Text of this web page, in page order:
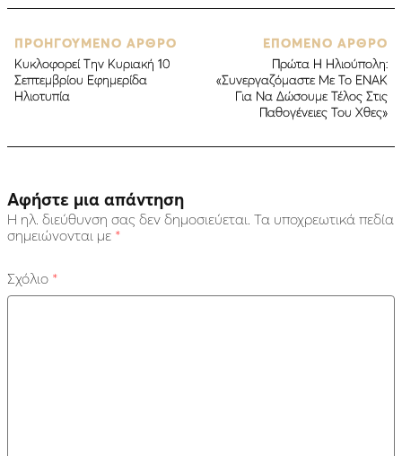
ΠΡΟΗΓΟΥΜΕΝΟ ΑΡΘΡΟ
Κυκλοφορεί Την Κυριακή 10
Σεπτεμβρίου Εφημερίδα
Ηλιοτυπία
ΕΠΟΜΕΝΟ ΑΡΘΡΟ
Πρώτα Η Ηλιούπολη:
«Συνεργαζόμαστε Με Το ΕΝΑΚ
Για Να Δώσουμε Τέλος Στις
Παθογένειες Του Χθες»
Αφήστε μια απάντηση
Η ηλ. διεύθυνση σας δεν δημοσιεύεται. Τα υποχρεωτικά πεδία
σημειώνονται με *
Σχόλιο *